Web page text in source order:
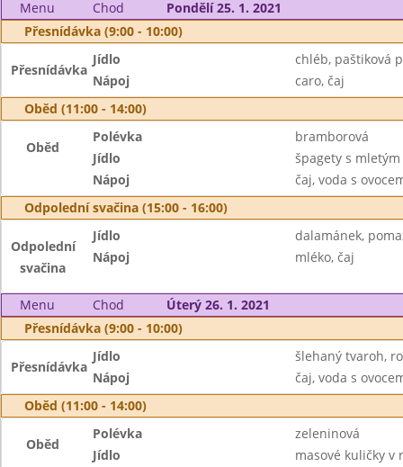
Menu Chod
Pondělí 25. 1. 2021
Přesnídávka (9:00 - 10:00)
Přesnídávka
Jídlo
chléb, paštiková
Nápoj
caro, čaj
Oběd (11:00 - 14:00)
Oběd
Polévka
bramborová
Jídlo
špagety s
Nápoj
čaj, voda s
Odpolední svačina (15:00 - 16:00)
Odpolední
svačina
Jídlo
dalamánek,
Nápoj
mléko, čaj
Menu Chod
Úterý 26. 1. 2021
Přesnídávka (9:00 - 10:00)
Přesnídávka
Jídlo
šlehaný tvaroh,
Nápoj
čaj, voda s
Oběd (11:00 - 14:00)
Oběd
Polévka
zeleninová
Jídlo
masové kuličky v